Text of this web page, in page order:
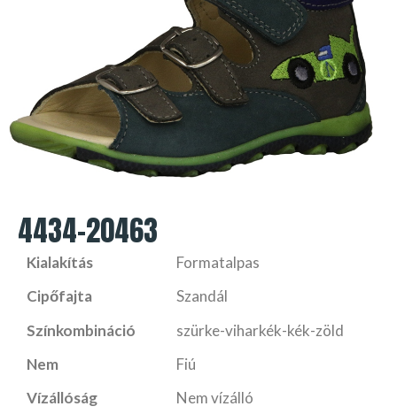
4434-20463
Kialakítás
Formatalpas
Cipőfajta
Szandál
Színkombináció
szürke-viharkék-kék-zöld
Nem
Fiú
Vízállóság
Nem vízálló